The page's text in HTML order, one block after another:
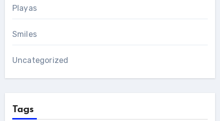
Playas
Smiles
Uncategorized
Tags